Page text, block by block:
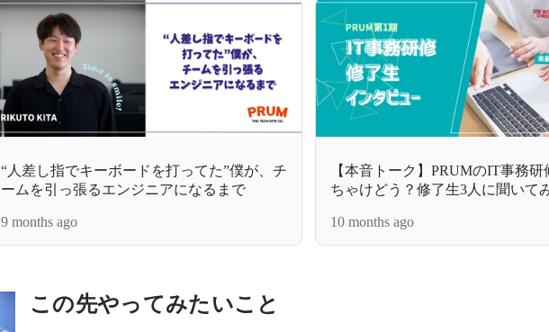
“人差し指でキーボードを打ってた”僕が、チ
ームを引っ張るエンジニアになるまで
9 months ago
【本音トーク】PRUMのIT事務研
ちゃけどう？修了生3人に聞いて
10 months ago
この先やってみたいこと